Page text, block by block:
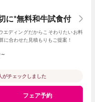
*無料和牛試食付
エディングだからこそわりたいお料
に合わせた見積もりもご提案！
がチェックしました
フェア予約